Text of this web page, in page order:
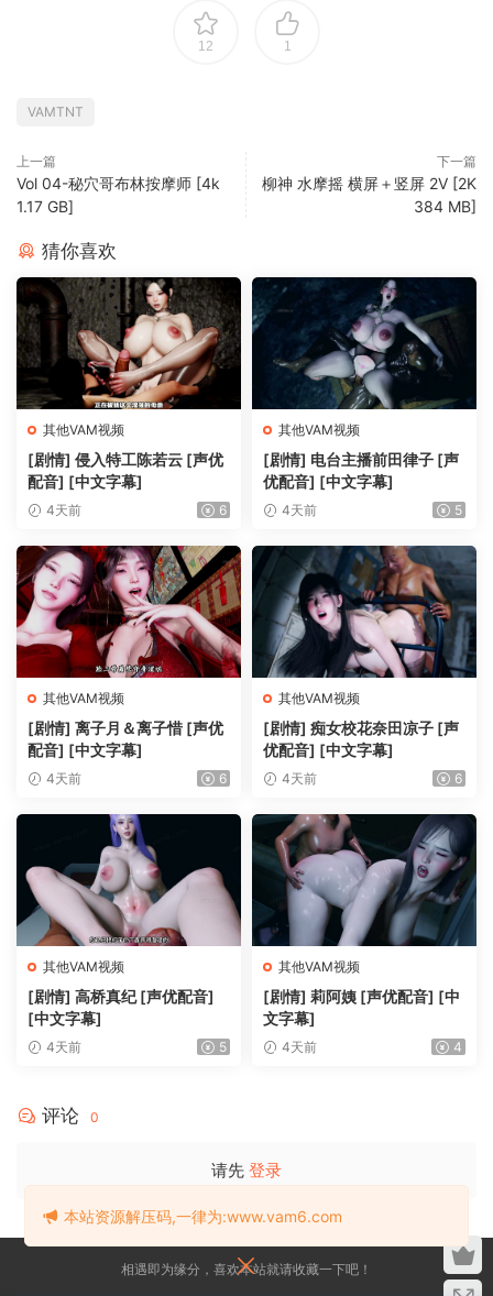
12 1
VAMTNT
上一篇
Vol 04-秘穴哥布林按摩师 [4k
1.17 GB]
下一篇
柳神 水摩摇 横屏＋竖屏 2V [2K
384 MB]
猜你喜欢
其他VAM视频
[剧情] 侵入特工陈若云 [声优
配音] [中文字幕]
4天前 6
其他VAM视频
[剧情] 电台主播前田律子 [声
优配音] [中文字幕]
4天前 5
其他VAM视频
[剧情] 离子月＆离子惜 [声优
配音] [中文字幕]
4天前 6
其他VAM视频
[剧情] 痴女校花奈田凉子 [声
优配音] [中文字幕]
4天前 6
其他VAM视频
[剧情] 高桥真纪 [声优配音]
[中文字幕]
4天前 5
其他VAM视频
[剧情] 莉阿姨 [声优配音] [中
文字幕]
4天前 4
评论 0
请先 登录
相遇即为缘分，喜欢本站就请收藏一下吧！
本站资源解压码,一律为:www.vam6.com